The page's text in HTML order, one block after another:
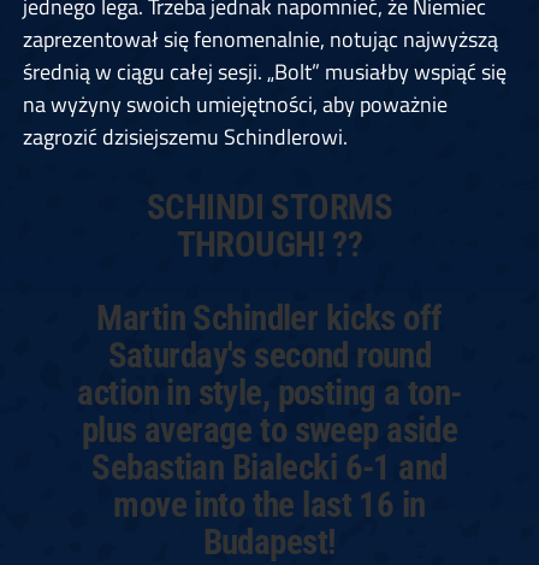
zaprezentował się fenomenalnie, notując najwyższą
średnią w ciągu całej sesji. „Bolt” musiałby wspiąć się
na wyżyny swoich umiejętności, aby poważnie
zagrozić dzisiejszemu Schindlerowi.
SCHINDI STORMS
THROUGH! ??
Martin Schindler kicks off
Saturday's second round
action in style, posting a ton-
plus average to sweep aside
Sebastian Bialecki 6-1 and
move into the last 16 in
Budapest!